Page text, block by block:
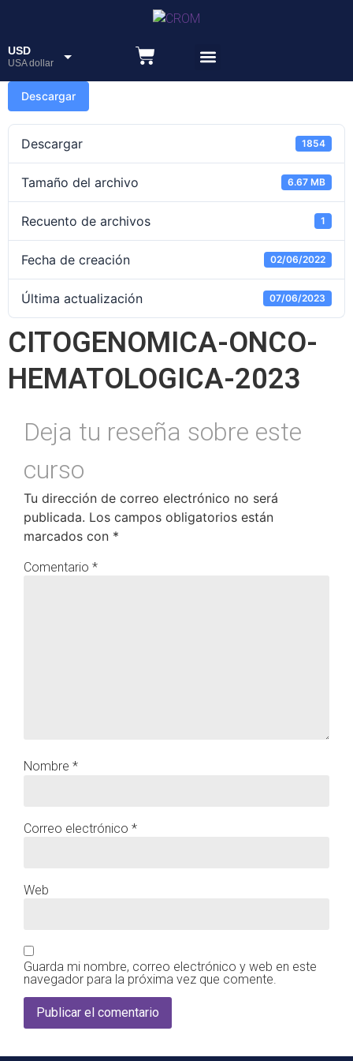
USD
USA dollar
ARS
Peso
Descargar
Descargar 1854
Tamaño del archivo 6.67 MB
Recuento de archivos 1
Fecha de creación 02/06/2022
Última actualización 07/06/2023
CITOGENOMICA-ONCO-
HEMATOLOGICA-2023
Tu dirección de correo electrónico no será
publicada. Los campos obligatorios están
marcados con *
Comentario *
Nombre *
Correo electrónico *
Web
Guarda mi nombre, correo electrónico y web en este
navegador para la próxima vez que comente.